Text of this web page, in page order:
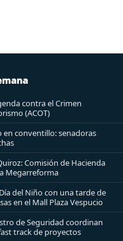
contra el Crimen
(ACOT)
en conventillo: senadoras
Comisión de Hacienda
Megarreforma
del Niño con una tarde de
en el Mall Plaza Vespucio
de Seguridad coordinan
track de proyectos